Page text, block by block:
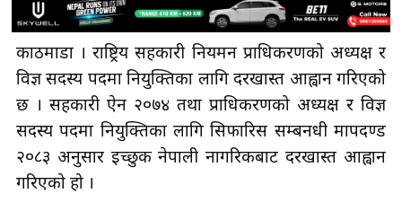
काठमाडौँ । राष्ट्रिय सहकारी नियमन प्राधिकरणको अध्यक्ष र
विज्ञ सदस्य पदमा नियुक्तिका लागि दरखास्त आह्वान गरिएको
छ । सहकारी ऐन २०७४ तथा प्राधिकरणको अध्यक्ष र विज्ञ
सदस्य पदमा नियुक्तिका लागि सिफारिस सम्बनधी मापदण्ड
२०८३ अनुसार इच्छुक नेपाली नागरिकबाट दरखास्त आह्वान
गरिएको हो ।